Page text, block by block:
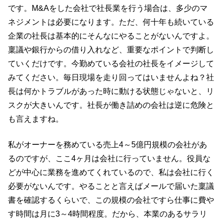
です。M&Aをした会社で社長業を行う場合は、多少のマ
ネジメントは必要になります。ただ、何十年も続いている
企業の社長は基本的にそんなにやることがないんですよ。
稟議や銀行からの借り入れなど、重要なポイントで判断し
ていくだけです。今勤めている会社の社長をイメージして
みてください。毎日現場を走り回ってはいませんよね？社
長は何かトラブルがあった時に動ける状態じゃないと、リ
スクが大きいんです。社長が働き詰めの会社は逆に危険と
も言えますね。
私がオーナーを務めている売上4～5億円規模の会社があ
るのですが、ここ4ヶ月は会社に行っていません。役員な
どが中心に業務を進めてくれているので、私は会社に行く
必要がないんです。やることと言えばメールで届いた稟議
書を確認するくらいで、この規模の会社ですら仕事に費や
す時間は月に3～4時間程度。だから、本業のあるサラリ